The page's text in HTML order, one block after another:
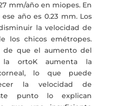
mm/año en miopes. En
año es 0.23 mm. Los
la velocidad de
los chicos emétropes.
de que el aumento del
ortoK aumenta la
lo que puede
la velocidad de
punto lo explican